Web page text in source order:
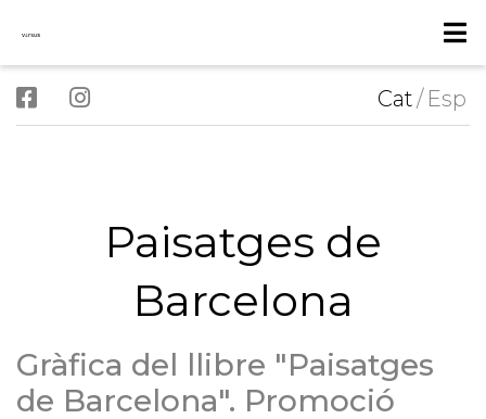
Cat/ Esp
Paisatges de
Barcelona
Gràfica del llibre "Paisatges
de Barcelona". Promoció